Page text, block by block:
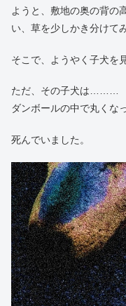
ようと、敷地の奥の背の
い、草を少しかき分けて
そこで、ようやく子犬を
ただ、その子犬は………
ダンボールの中で丸くな
死んでいました。